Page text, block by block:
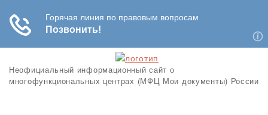
Неофициальный информационный сайт о
многофункциональных центрах (МФЦ Мои документы) России